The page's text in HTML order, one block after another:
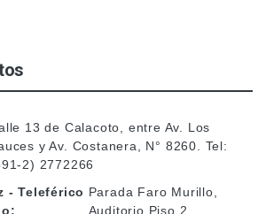
13 de Calacoto, entre Av. Los
y Av. Costanera, N° 8260. Tel:
2) 2772266
- Teleférico Parada Faro Murillo,
Auditorio Piso 2.